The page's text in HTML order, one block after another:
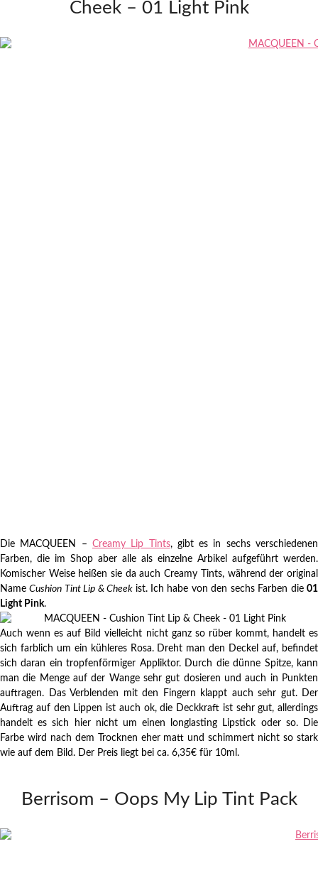
Cheek – 01 Light Pink
Die MACQUEEN – Creamy Lip Tints, gibt es in sechs verschiedenen
Farben, die im Shop aber alle als einzelne Arbikel aufgeführt werden.
Komischer Weise heißen sie da auch Creamy Tints, während der original
NameCushion Tint Lip & Cheek ist. Ich habe von den sechs Farben die01
Light Pink.
Auch wenn es auf Bild vielleicht nicht ganz so rüber kommt, handelt es
sich farblich um ein kühleres Rosa. Dreht man den Deckel auf, befindet
sich daran ein tropfenförmiger Appliktor. Durch die dünne Spitze, kann
man die Menge auf der Wange sehr gut dosieren und auch in Punkten
auftragen. Das Verblenden mit den Fingern klappt auch sehr gut. Der
Auftrag auf den Lippen ist auch ok, die Deckkraft ist sehr gut, allerdings
handelt es sich hier nicht um einen longlasting Lipstick oder so. Die
Farbe wird nach dem Trocknen eher matt und schimmert nicht so stark
wie auf dem Bild. Der Preis liegt bei ca. 6,35€ für 10ml.
Berrisom – Oops My Lip Tint Pack